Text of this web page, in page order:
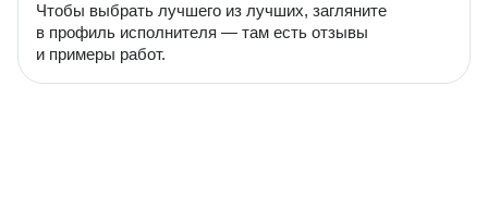
Чтобы выбрать лучшего из лучших, загляните
в профиль исполнителя — там есть отзывы
и примеры работ.